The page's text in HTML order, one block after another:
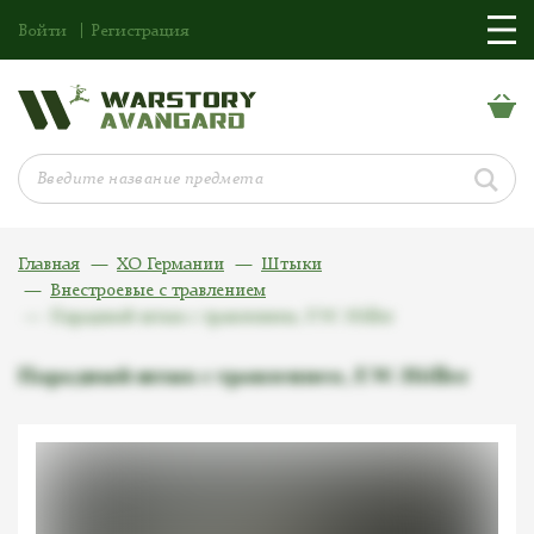
Войти Регистрация
Главная ХО Германии
Штыки
Внестроевые с травлением
Парадный штык с травлением, F.W. Höller